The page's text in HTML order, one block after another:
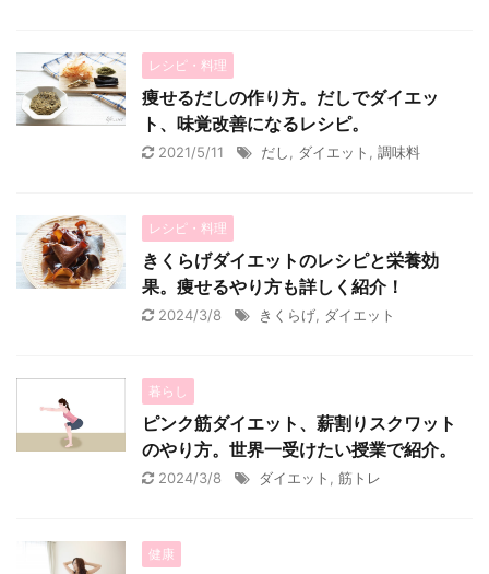
レシピ・料理
痩せるだしの作り方。だしでダイエッ
ト、味覚改善になるレシピ。
2021/5/11 だし ダイエット 調味料
レシピ・料理
きくらげダイエットのレシピと栄養効
果。痩せるやり方も詳しく紹介！
2024/3/8 きくらげ ダイエット
暮らし
ピンク筋ダイエット、薪割りスクワット
のやり方。世界一受けたい授業で紹介。
2024/3/8 ダイエット 筋トレ
健康